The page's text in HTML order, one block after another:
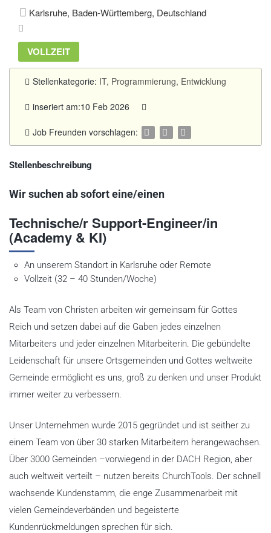
Karlsruhe, Baden-Württemberg, Deutschland
VOLLZEIT
Stellenkategorie: IT, Programmierung, Entwicklung
inseriert am:10 Feb 2026
Job Freunden vorschlagen:
Stellenbeschreibung
Wir suchen ab sofort eine/einen
Technische/r Support-Engineer/in
(Academy & KI)
An unserem Standort in Karlsruhe oder Remote
Vollzeit (32 – 40 Stunden/Woche)
Als Team von Christen arbeiten wir gemeinsam für Gottes
Reich und setzen dabei auf die Gaben jedes einzelnen
Mitarbeiters und jeder einzelnen Mitarbeiterin. Die gebündelte
Leidenschaft für unsere Ortsgemeinden und Gottes weltweite
Gemeinde ermöglicht es uns, groß zu denken und unser Produkt
immer weiter zu verbessern.
Unser Unternehmen wurde 2015 gegründet und ist seither zu
einem Team von über 30 starken Mitarbeitern herangewachsen.
Über 3000 Gemeinden –vorwiegend in der DACH Region, aber
auch weltweit verteilt – nutzen bereits ChurchTools. Der schnell
wachsende Kundenstamm, die enge Zusammenarbeit mit
vielen Gemeindeverbänden und begeisterte
Kundenrückmeldungen sprechen für sich.